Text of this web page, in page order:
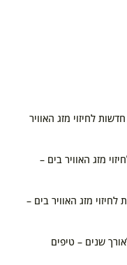
לחיזוי מזג האוויר
מזג האוויר בים –
לחיזוי מזג האוויר בים –
שנים – טיפים